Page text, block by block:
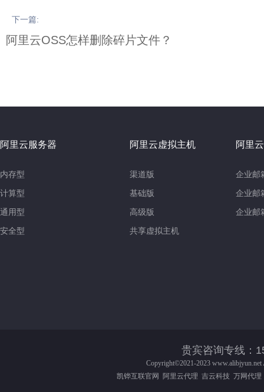
下一篇:
阿里云OSS怎样删除碎片文件？
阿里云服务器
内存型
计算型
通用型
安全型
阿里云虚拟主机
渠道版
基础版
高级版
共享虚拟主机
阿里
企业邮
企业邮
企业邮
贵宾咨询专线：158-
Copyright©2021-2023 www.alibjyun.net
凯铧互联官网
阿里云代理 吉云科技 万网代理